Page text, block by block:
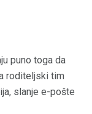
puno toga da
roditeljski tim
slanje e-pošte